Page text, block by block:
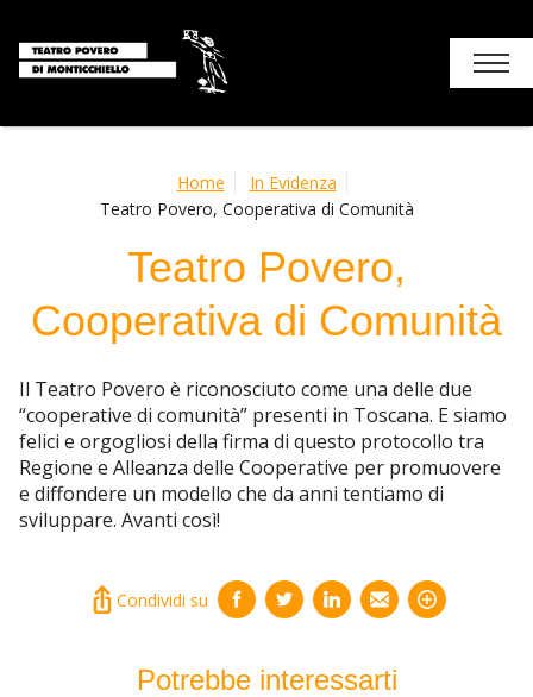
I luoghi del teatro
Soggiorni e attività
Monticchiello
Contatti
Home
In Evidenza
Teatro Povero, Cooperativa di Comunità
Teatro Povero,
Cooperativa di Comunità
Il Teatro Povero è riconosciuto come una delle due
“cooperative di comunità” presenti in Toscana. E siamo
felici e orgogliosi della firma di questo protocollo tra
Regione e Alleanza delle Cooperative per promuovere
e diffondere un modello che da anni tentiamo di
sviluppare. Avanti così!
Condividi su
Potrebbe interessarti